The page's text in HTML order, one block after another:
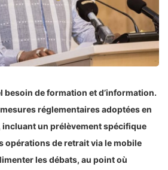
besoin de formation et d’information.
réglementaires adoptées en
un prélèvement spécifique
opérations de retrait via le mobile
les débats, au point où